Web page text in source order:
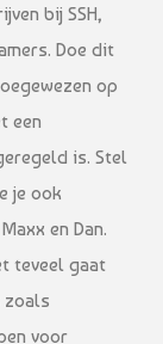
bij SSH,
Doe dit
op
een
is. Stel
je ook
en Dan.
teveel gaat
zoals
voor